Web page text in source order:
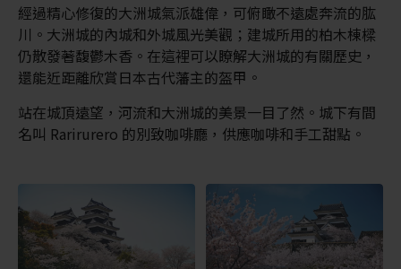
經過精心修復的大洲城氣派雄偉，可俯瞰不遠處奔流的肱
川。大洲城的內城和外城風光美觀；建城所用的柏木棟樑
仍散發著馥鬱木香。在這裡可以瞭解大洲城的有關歷史，
還能近距離欣賞日本古代藩主的盔甲。
站在城頂遠望，河流和大洲城的美景一目了然。城下有間
名叫 Rarirurero 的別致咖啡廳，供應咖啡和手工甜點。